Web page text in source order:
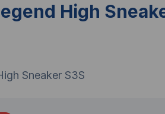
High
Sneaker S3S